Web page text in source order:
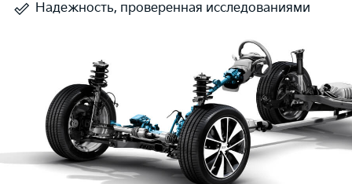
Надежность, проверенная исследованиями